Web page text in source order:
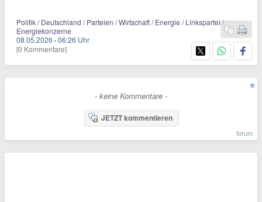
Politik / Deutschland / Parteien / Wirtschaft / Energie / Linkspartei /
Energiekonzerne
08.05.2026 ·06:26 Uhr
[0 Kommentare]
- keine Kommentare -
JETZT kommentieren
forum